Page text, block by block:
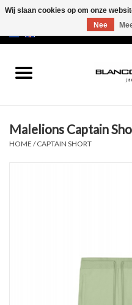
SALE 50%
Malelions Captain
HOME /CAPTAIN SHORT
Wij slaan cookies op om onze
Nee